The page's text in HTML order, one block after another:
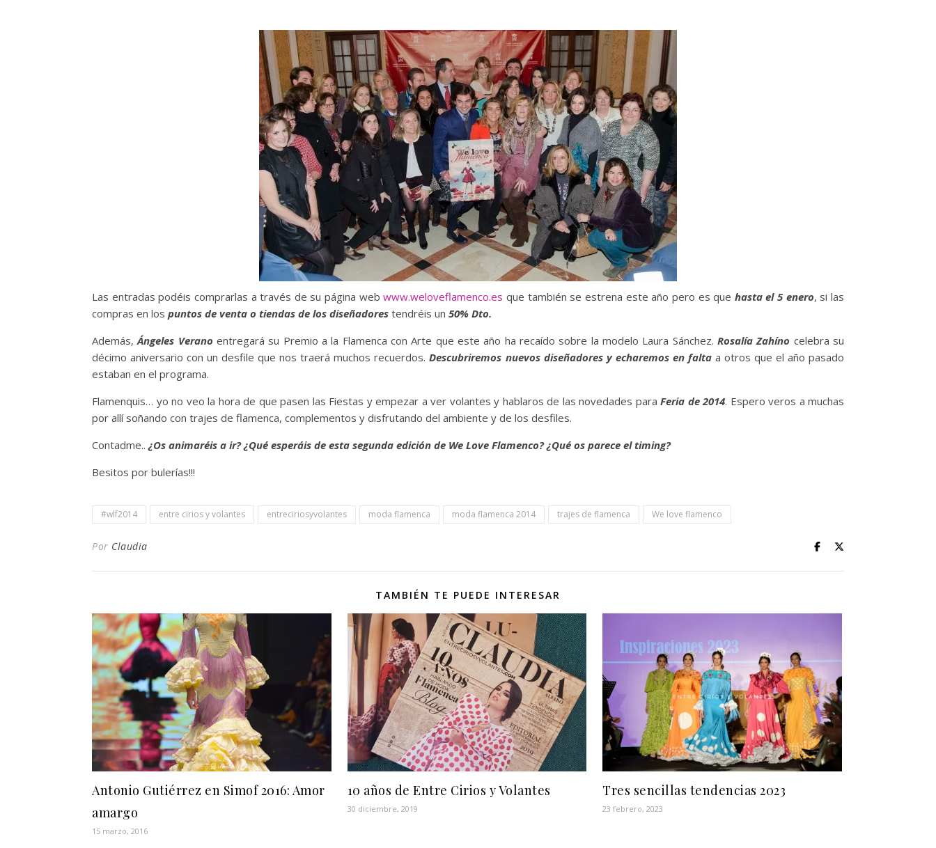
Las entradas podéis comprarlas a través de su página webwww.weloveflamenco.es que también se estrena este año pero es que hasta el 5 enero, si las
compras en los puntos de venta o tiendas de los diseñadores tendréis un 50% Dto.
Además,Ángeles Verano entregará su Premio a la Flamenca con Arte que este año ha recaído sobre la modelo Laura Sánchez.Rosalía Zahíno celebra su
décimo aniversario con un desfile que nos traerá muchos recuerdos.Descubriremos nuevos diseñadores y echaremos en faltaa otros que el año pasado
estaban en el programa.
Flamenquis… yo no veo la hora de que pasen las Fiestas y empezar a ver volantes y hablaros de las novedades para Feria de 2014. Espero veros a muchas
por allí soñando con trajes de flamenca, complementos y disfrutando del ambiente y de los desfiles.
Contadme..¿Os animaréis a ir? ¿Qué esperáis de esta segunda edición de We Love Flamenco? ¿Qué os parece el timing?
Besitos por bulerías!!!
#wlf2014 entre cirios y volantes entreciriosyvolantes moda flamenca moda flamenca 2014 trajes de flamenca We love flamenco
Por Claudia
TAMBIÉN TE PUEDE INTERESAR
Antonio Gutiérrez en Simof 2016: Amor
amargo
15 marzo, 2016
10 años de Entre Cirios y Volantes
30 diciembre, 2019
Tres sencillas tendencias 2023
23 febrero, 2023